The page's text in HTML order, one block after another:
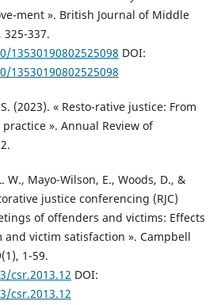
ment ». British Journal of Middle
325-337.
DOI:
(2023). « Resto-rative justice: From
». Annual Review of
W., Mayo-Wilson, E., Woods, D., &
justice conferencing (RJC)
of offenders and victims: Effects
victim satisfaction ». Campbell
1-59.
csr.2013.12 DOI:
csr.2013.12